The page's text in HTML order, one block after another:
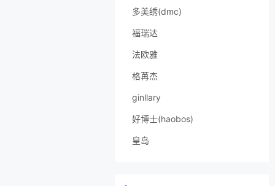
多美绣(dmc)
福瑞达
法欧雅
格苒杰
ginllary
好博士(haobos)
皇岛